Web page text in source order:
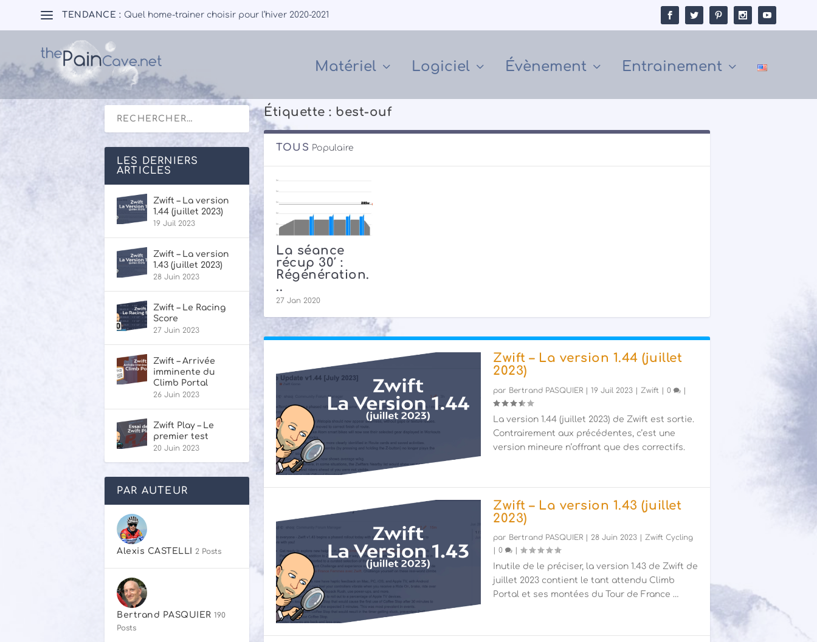
TENDANCE : Quel home-trainer choisir pour l’hiver 2020-2021
Matériel Logiciel Évènement Entrainement
Étiquette : best-ouf
TOUS Populaire
La séance
récup 30′ :
Régénération.
..
27 Jan 2020
Zwift – La version 1.44 (juillet
2023)
par Bertrand PASQUIER 19 Juil 2023 Zwift 0
La version 1.44 (juillet 2023) de Zwift est sortie.
Contrairement aux précédentes, c’est une
version mineure n’offrant que des correctifs.
Zwift – La version 1.43 (juillet
2023)
par Bertrand PASQUIER 28 Juin 2023
Zwift Cycling
0
Inutile de le préciser, la version 1.43 de Zwift de
juillet 2023 contient le tant attendu Climb
Portal et ses montées du Tour de France …
LES DERNIERS
ARTICLES
Zwift – La version
1.44 (juillet 2023)
19 Juil 2023
Zwift – La version
1.43 (juillet 2023)
28 Juin 2023
Zwift – Le Racing
Score
27 Juin 2023
Zwift – Arrivée
imminente du
Climb Portal
26 Juin 2023
Zwift Play – Le
premier test
20 Juin 2023
PAR AUTEUR
Alexis CASTELLI 2 Posts
Bertrand PASQUIER 190
Posts